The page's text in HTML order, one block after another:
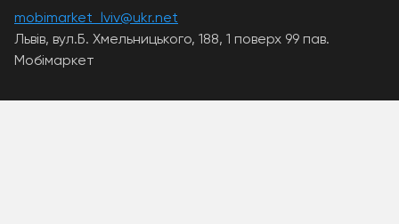
mobimarket_lviv@ukr.net
Львів, вул.Б. Хмельницького, 188, 1 поверх 99 пав.
Мобімаркет